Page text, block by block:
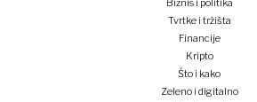
Biznis i politika
Tvrtke i tržišta
Financije
Kripto
Što i kako
Zeleno i digitalno